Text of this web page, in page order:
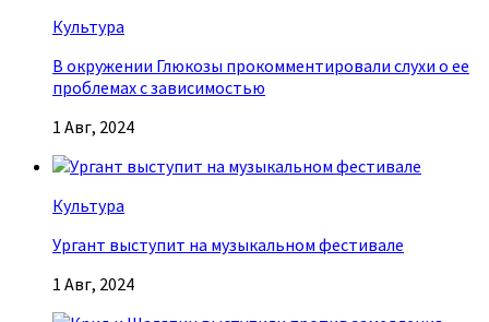
Культура
В окружении Глюкозы прокомментировали слухи о ее
проблемах с зависимостью
1 Авг, 2024
Культура
Ургант выступит на музыкальном фестивале
1 Авг, 2024